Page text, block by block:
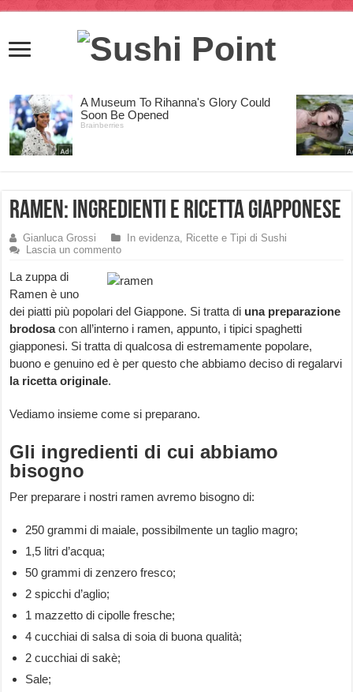
Ramen: ingredienti e ricetta Giapponese
Gianluca Grossi In evidenza, Ricette e Tipi di Sushi
Lascia un commento
La zuppa di
Ramen è uno
dei piatti più popolari del Giappone. Si tratta di una preparazione
brodosacon all’interno i ramen, appunto, i tipici spaghetti
giapponesi. Si tratta di qualcosa di estremamente popolare,
buono e genuino ed è per questo che abbiamo deciso di regalarvi
la ricetta originale.
Vediamo insieme come si preparano.
Gli ingredienti di cui abbiamo
bisogno
Per preparare i nostri ramen avremo bisogno di:
250 grammi di maiale, possibilmente un taglio magro;
1,5 litri d’acqua;
50 grammi di zenzero fresco;
2 spicchi d’aglio;
1 mazzetto di cipolle fresche;
4 cucchiai di salsa di soia di buona qualità;
2 cucchiai di sakè;
Sale;